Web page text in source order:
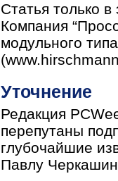
Статья только
Компания
модульного
Уточнение
Редакция
перепутаны
глубочайшие
Павлу